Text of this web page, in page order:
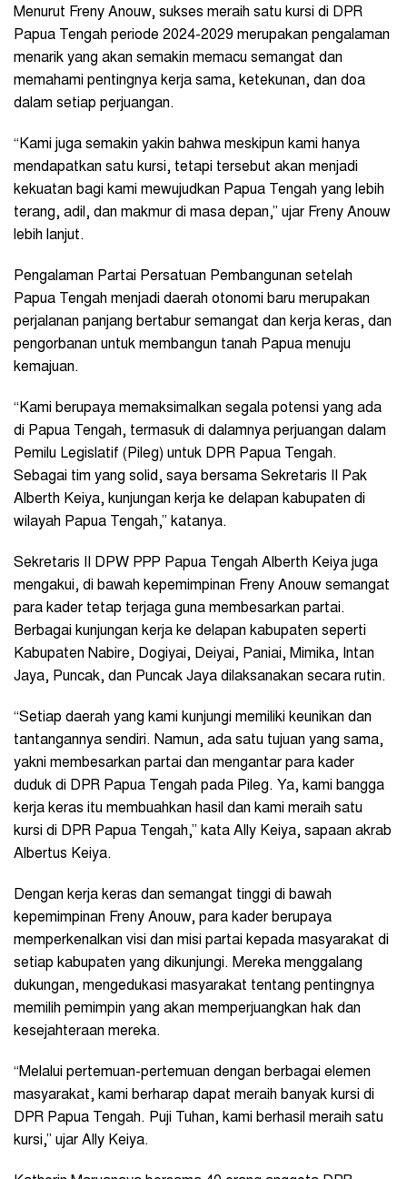
Menurut Freny Anouw, sukses meraih satu kursi di DPR
Papua Tengah periode 2024-2029 merupakan pengalaman
menarik yang akan semakin memacu semangat dan
memahami pentingnya kerja sama, ketekunan, dan doa
dalam setiap perjuangan.
“Kami juga semakin yakin bahwa meskipun kami hanya
mendapatkan satu kursi, tetapi tersebut akan menjadi
kekuatan bagi kami mewujudkan Papua Tengah yang lebih
terang, adil, dan makmur di masa depan,” ujar Freny Anouw
lebih lanjut.
Pengalaman Partai Persatuan Pembangunan setelah
Papua Tengah menjadi daerah otonomi baru merupakan
perjalanan panjang bertabur semangat dan kerja keras, dan
pengorbanan untuk membangun tanah Papua menuju
kemajuan.
“Kami berupaya memaksimalkan segala potensi yang ada
di Papua Tengah, termasuk di dalamnya perjuangan dalam
Pemilu Legislatif (Pileg) untuk DPR Papua Tengah.
Sebagai tim yang solid, saya bersama Sekretaris II Pak
Alberth Keiya, kunjungan kerja ke delapan kabupaten di
wilayah Papua Tengah,” katanya.
Sekretaris II DPW PPP Papua Tengah Alberth Keiya juga
mengakui, di bawah kepemimpinan Freny Anouw semangat
para kader tetap terjaga guna membesarkan partai.
Berbagai kunjungan kerja ke delapan kabupaten seperti
Kabupaten Nabire, Dogiyai, Deiyai, Paniai, Mimika, Intan
Jaya, Puncak, dan Puncak Jaya dilaksanakan secara rutin.
“Setiap daerah yang kami kunjungi memiliki keunikan dan
tantangannya sendiri. Namun, ada satu tujuan yang sama,
yakni membesarkan partai dan mengantar para kader
duduk di DPR Papua Tengah pada Pileg. Ya, kami bangga
kerja keras itu membuahkan hasil dan kami meraih satu
kursi di DPR Papua Tengah,” kata Ally Keiya, sapaan akrab
Albertus Keiya.
Dengan kerja keras dan semangat tinggi di bawah
kepemimpinan Freny Anouw, para kader berupaya
memperkenalkan visi dan misi partai kepada masyarakat di
setiap kabupaten yang dikunjungi. Mereka menggalang
dukungan, mengedukasi masyarakat tentang pentingnya
memilih pemimpin yang akan memperjuangkan hak dan
kesejahteraan mereka.
“Melalui pertemuan-pertemuan dengan berbagai elemen
masyarakat, kami berharap dapat meraih banyak kursi di
DPR Papua Tengah. Puji Tuhan, kami berhasil meraih satu
kursi,” ujar Ally Keiya.